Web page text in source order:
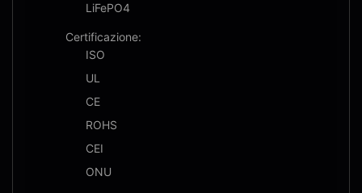
LiFePO4
Certificazione:
ISO
UL
CE
ROHS
CEI
ONU